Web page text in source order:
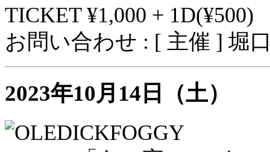
TICKET ¥1,000 + 1D(¥500)
お問い合わせ : [ 主催 ] 堀
2023年10月14日（土）